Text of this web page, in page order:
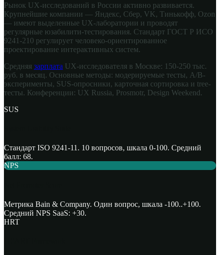
Рынок UX-исследований в России активно развивается.
Крупнейшие компании — Яндекс, Сбер, VK, Тинькофф, Ozon
— имеют выделенные UX-лаборатории и проводят
регулярные юзабилити-тестирования. Стандарт ГОСТ Р ИСО
9241-210 регулирует человеко-ориентированное
проектирование интерактивных систем.
Средняя зарплата UX-исследователя в Москве: 150-250 тыс.
руб. в месяц. Основные методы: модерируемые тесты, A/B-
эксперименты, SUS-опросники, карточная сортировка и tree-
тесты. Конференции: UX Russia, Prosmotr, Design Weekend.
SUS
Стандарт ISO 9241-11. 10 вопросов, шкала 0-100. Средний
балл: 68.
NPS
Метрика Bain & Company. Один вопрос, шкала -100..+100.
Средний NPS SaaS: +30.
HRT